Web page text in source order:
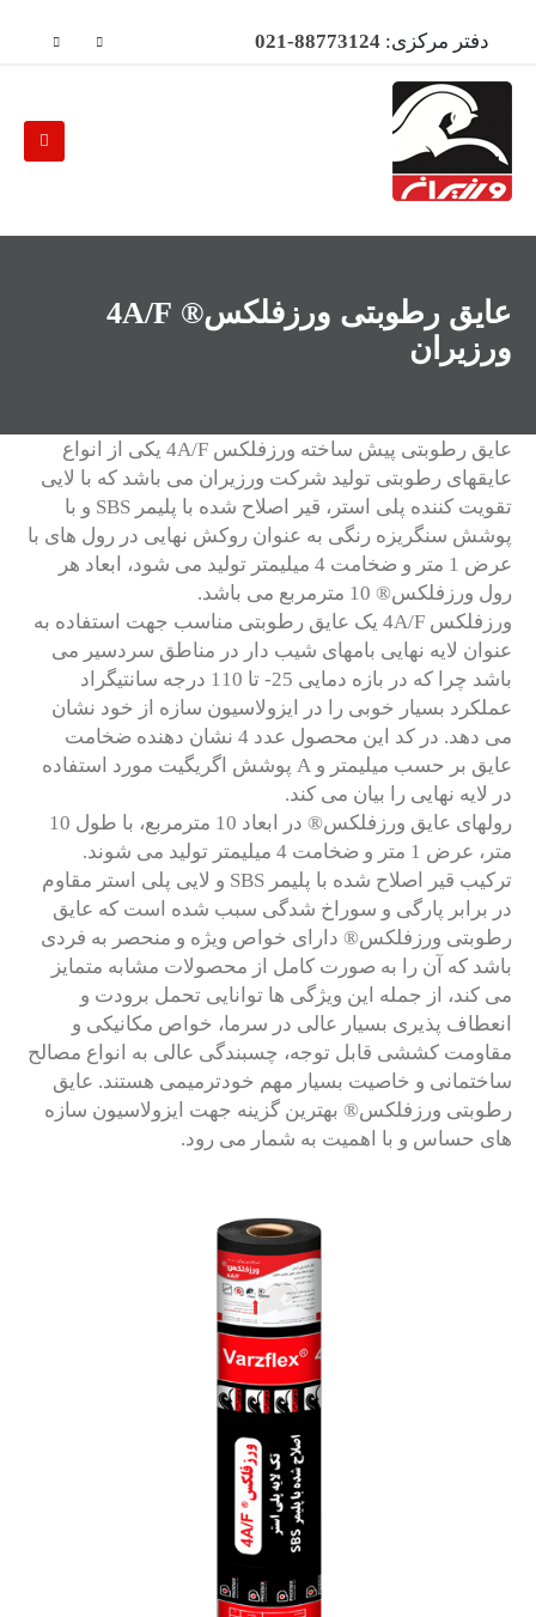
دفتر مرکزی:88773124-021
عایق رطوبتی ورزفلکس® 4A/F
ورزیران
عایق رطوبتی پیش ساخته ورزفلکس 4A/F یکی از انواع
عایقهای رطوبتی تولید شرکت ورزیران می باشد که با لایی
تقویت کننده پلی استر، قیر اصلاح شده با پلیمر SBS و با
پوشش سنگریزه رنگی به عنوان روکش نهایی در رول های با
عرض 1 متر و ضخامت 4 میلیمتر تولید می شود، ابعاد هر
رول ورزفلکس® 10 مترمربع می باشد.
ورزفلکس 4A/F یک عایق رطوبتی مناسب جهت استفاده به
عنوان لایه نهایی بامهای شیب دار در مناطق سردسیر می
باشد چرا که در بازه دمایی 25- تا 110 درجه سانتیگراد
عملکرد بسیار خوبی را در ایزولاسیون سازه از خود نشان
می دهد. در کد این محصول عدد 4 نشان دهنده ضخامت
عایق بر حسب میلیمتر و A پوشش اگریگیت مورد استفاده
در لایه نهایی را بیان می کند.
رولهای عایق ورزفلکس® در ابعاد 10 مترمربع، با طول 10
متر، عرض 1 متر و ضخامت 4 میلیمتر تولید می شوند.
ترکیب قیر اصلاح شده با پلیمر SBS و لایی پلی استر مقاوم
در برابر پارگی و سوراخ شدگی سبب شده است که عایق
رطوبتی ورزفلکس® دارای خواص ویژه و منحصر به فردی
باشد که آن را به صورت کامل از محصولات مشابه متمایز
می کند، از جمله این ویژگی ها توانایی تحمل برودت و
انعطاف پذیری بسیار عالی در سرما، خواص مکانیکی و
مقاومت کششی قابل توجه، چسبندگی عالی به انواع مصالح
ساختمانی و خاصیت بسیار مهم خودترمیمی هستند. عایق
رطوبتی ورزفلکس® بهترین گزینه جهت ایزولاسیون سازه
های حساس و با اهمیت به شمار می رود.